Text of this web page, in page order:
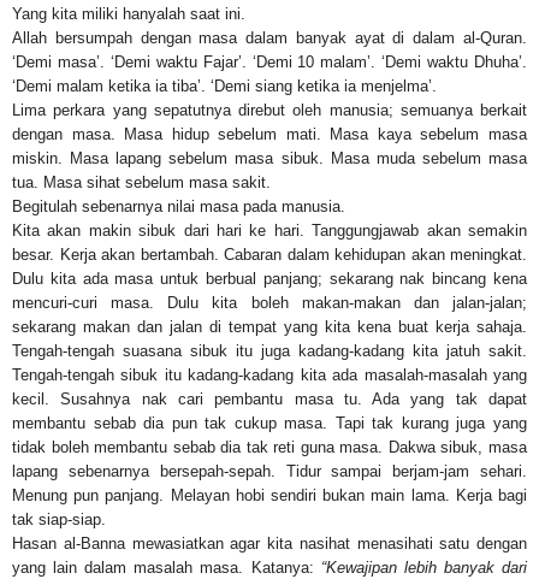
Yang kita miliki hanyalah saat ini.
Allah bersumpah dengan masa dalam banyak ayat di dalam al-Quran.
‘Demi masa’. ‘Demi waktu Fajar’. ‘Demi 10 malam’. ‘Demi waktu Dhuha’.
‘Demi malam ketika ia tiba’. ‘Demi siang ketika ia menjelma’.
Lima perkara yang sepatutnya direbut oleh manusia; semuanya berkait
dengan masa. Masa hidup sebelum mati. Masa kaya sebelum masa
miskin. Masa lapang sebelum masa sibuk. Masa muda sebelum masa
tua. Masa sihat sebelum masa sakit.
Begitulah sebenarnya nilai masa pada manusia.
Kita akan makin sibuk dari hari ke hari. Tanggungjawab akan semakin
besar. Kerja akan bertambah. Cabaran dalam kehidupan akan meningkat.
Dulu kita ada masa untuk berbual panjang; sekarang nak bincang kena
mencuri-curi masa. Dulu kita boleh makan-makan dan jalan-jalan;
sekarang makan dan jalan di tempat yang kita kena buat kerja sahaja.
Tengah-tengah suasana sibuk itu juga kadang-kadang kita jatuh sakit.
Tengah-tengah sibuk itu kadang-kadang kita ada masalah-masalah yang
kecil. Susahnya nak cari pembantu masa tu. Ada yang tak dapat
membantu sebab dia pun tak cukup masa. Tapi tak kurang juga yang
tidak boleh membantu sebab dia tak reti guna masa. Dakwa sibuk, masa
lapang sebenarnya bersepah-sepah. Tidur sampai berjam-jam sehari.
Menung pun panjang. Melayan hobi sendiri bukan main lama. Kerja bagi
tak siap-siap.
Hasan al-Banna mewasiatkan agar kita nasihat menasihati satu dengan
yang lain dalam masalah masa. Katanya: “Kewajipan lebih banyak dari